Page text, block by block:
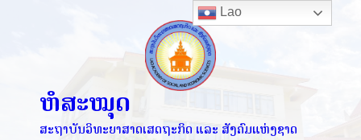
ຫໍສະໝຸດ
ສະຖາບັນວິທະຍາສາດເສດຖະກິດ ແລະ ສັງຄົມແຫ່ງຊາດ
Lao